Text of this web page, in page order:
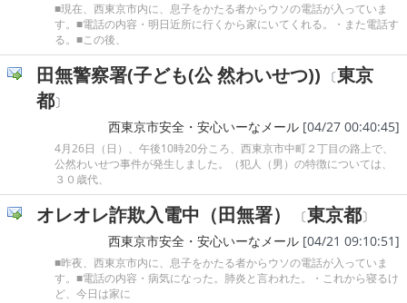
■現在、西東京市内に、息子をかたる者からウソの電話が入っていま
す。■電話の内容・明日近所に行くから家にいてくれる。・また電話す
る。■この後、
田無警察署(子ども(公 然わいせつ)) 〔東京
都〕
西東京市安全・安心いーなメール [04/27 00:40:45]
4月26日（日）、午後10時20分ころ、西東京市中町２丁目の路上で、
公然わいせつ事件が発生しました。（犯人（男）の特徴については、
３０歳代、
オレオレ詐欺入電中（田無署） 〔東京都〕
西東京市安全・安心いーなメール [04/21 09:10:51]
■昨夜、西東京市内に、息子をかたる者からウソの電話が入っていま
す。■電話の内容・病気になった。肺炎と言われた。・これから寝るけ
ど、今日は家に